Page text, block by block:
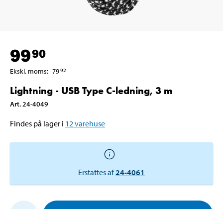
9990
Ekskl. moms: 7992
Lightning - USB Type C-ledning, 3 m
Art. 24-4049
Findes på lager i 12 varehuse
Erstattes af24-4061